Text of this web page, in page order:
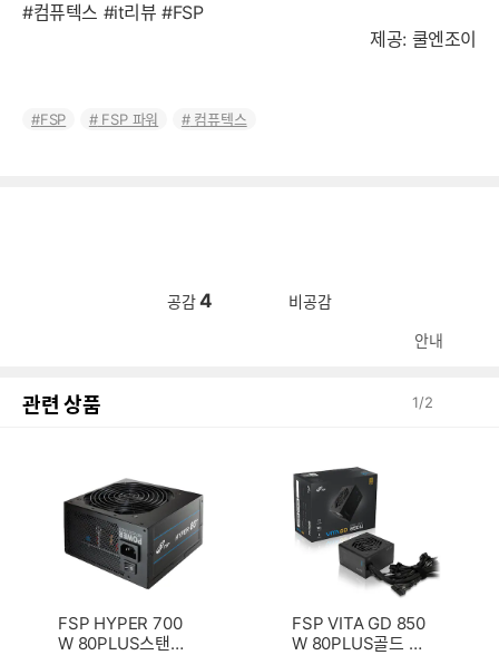
#컴퓨텍스 #it리뷰 #FSP
제공: 쿨엔조이
FSP FSP 파워 컴퓨텍스
공감 4 비공감
안내
관련 상품 1/2
FSP HYPER 700
W 80PLUS스탠다
FSP VITA GD 850
W 80PLUS골드 AT